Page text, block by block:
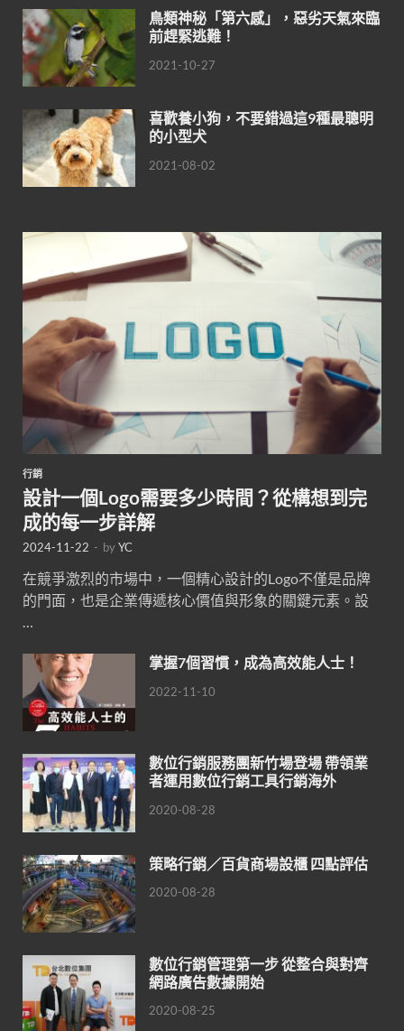
鳥類神秘「第六感」，惡劣天氣來臨
前趕緊逃難！
2021-10-27
喜歡養小狗，不要錯過這9種最聰明
的小型犬
2021-08-02
行銷
設計一個Logo需要多少時間？從構想到完
成的每一步詳解
2024-11-22 - byYC
在競爭激烈的市場中，一個精心設計的Logo不僅是品牌
的門面，也是企業傳遞核心價值與形象的關鍵元素。設
…
掌握7個習慣，成為高效能人士！
2022-11-10
數位行銷服務團新竹場登場 帶領業
者運用數位行銷工具行銷海外
2020-08-28
策略行銷／百貨商場設櫃 四點評估
2020-08-28
數位行銷管理第一步 從整合與對齊
網路廣告數據開始
2020-08-25